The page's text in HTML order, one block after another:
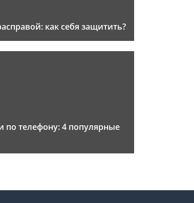
как себя защитить?
по телефону: 4 популярные